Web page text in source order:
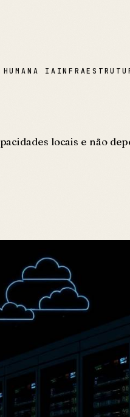
HUMANA IA
locais e não